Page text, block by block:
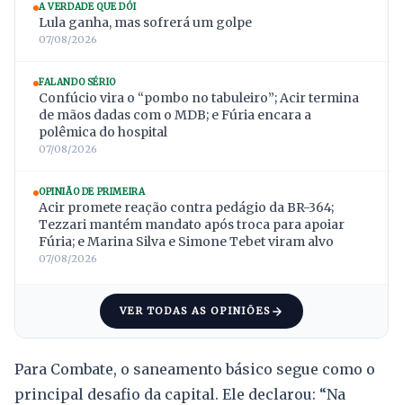
A VERDADE QUE DÓI
Lula ganha, mas sofrerá um golpe
07/08/2026
FALANDO SÉRIO
Confúcio vira o “pombo no tabuleiro”; Acir termina
de mãos dadas com o MDB; e Fúria encara a
polêmica do hospital
07/08/2026
OPINIÃO DE PRIMEIRA
Acir promete reação contra pedágio da BR-364;
Tezzari mantém mandato após troca para apoiar
Fúria; e Marina Silva e Simone Tebet viram alvo
07/08/2026
VER TODAS AS OPINIÕES
Para Combate, o saneamento básico segue como o
principal desafio da capital. Ele declarou: “Na